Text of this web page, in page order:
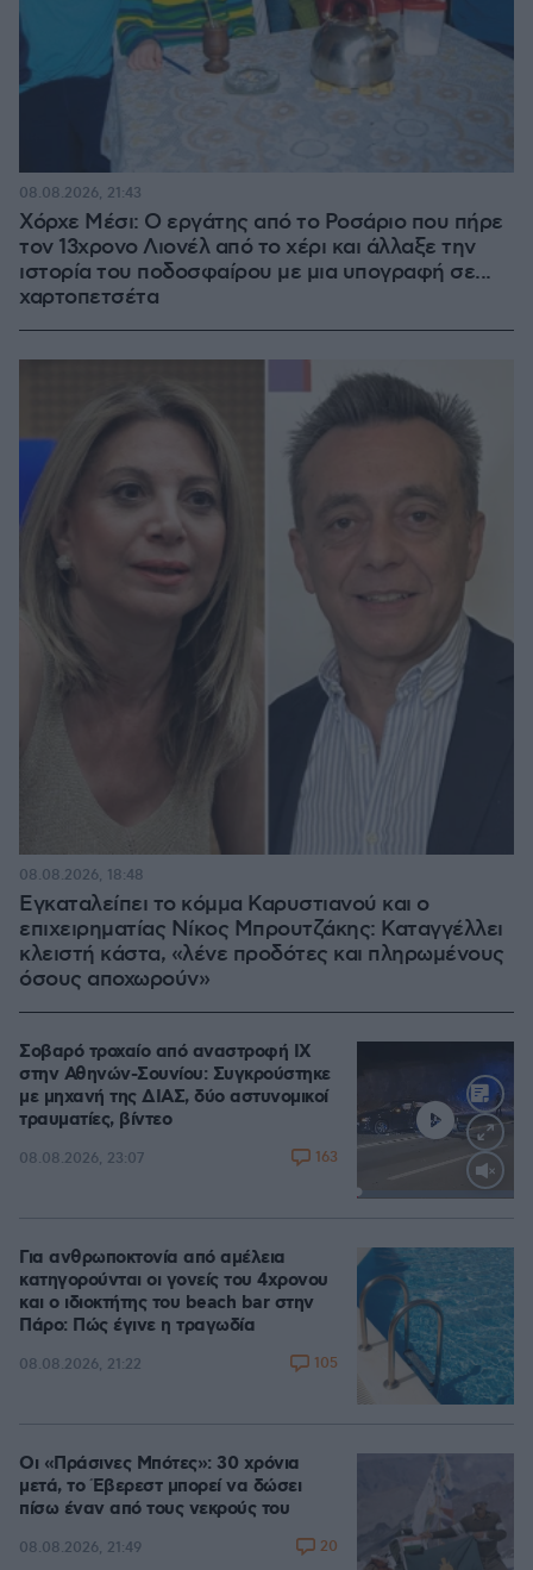
Χόρχε Μέσι: Ο εργάτης από το Ροσάριο που πήρε
τον 13χρονο Λιονέλ από το χέρι και άλλαξε την
ιστορία του ποδοσφαίρου με μια υπογραφή σε...
χαρτοπετσέτα
08.08.2026, 21:43
Εγκαταλείπει το κόμμα Καρυστιανού και ο
επιχειρηματίας Νίκος Μπρουτζάκης: Καταγγέλλει
κλειστή κάστα, «λένε προδότες και πληρωμένους
όσους αποχωρούν»
08.08.2026, 18:48
Σοβαρό τροχαίο από αναστροφή ΙΧ
στην Αθηνών-Σουνίου: Συγκρούστηκε
με μηχανή της ΔΙΑΣ, δύο αστυνομικοί
τραυματίες, βίντεο
08.08.2026, 23:07 163
Για ανθρωποκτονία από αμέλεια
κατηγορούνται οι γονείς του 4χρονου
και ο ιδιοκτήτης του beach bar στην
Πάρο: Πώς έγινε η τραγωδία
08.08.2026, 21:22 105
Οι «Πράσινες Μπότες»: 30 χρόνια
μετά, το Έβερεστ μπορεί να δώσει
πίσω έναν από τους νεκρούς του
08.08.2026, 21:49 20